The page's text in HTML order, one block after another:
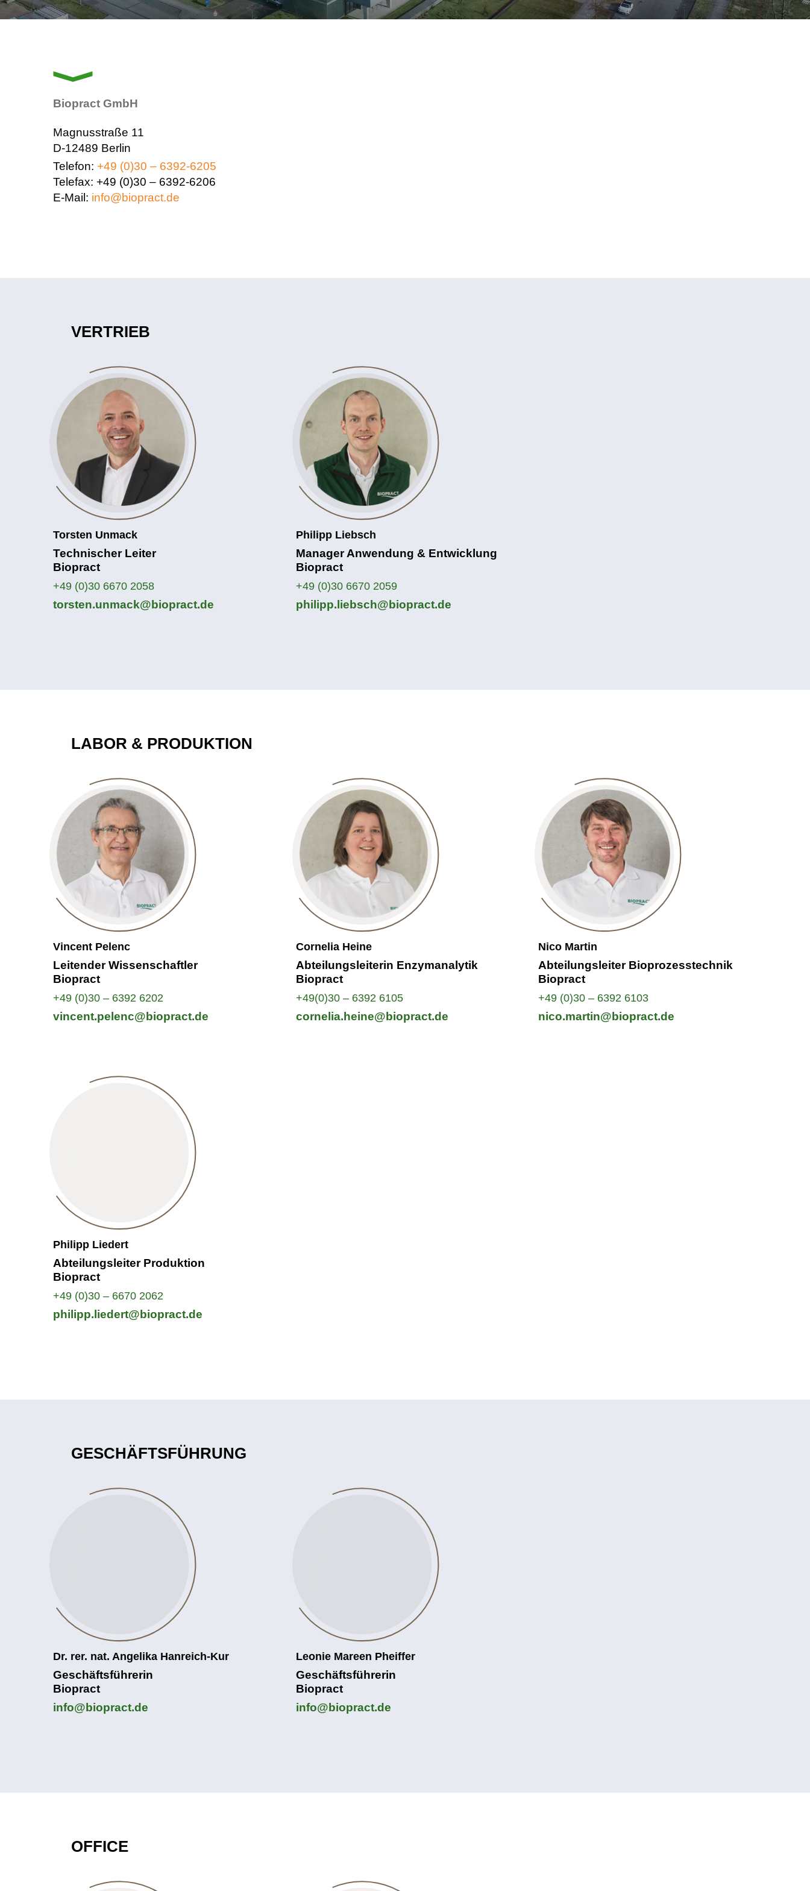
Biopract GmbH
Magnusstraße 11
D-12489 Berlin
Telefon: +49 (0)30 – 6392-6205
Telefax: +49 (0)30 – 6392-6206
E-Mail: info@biopract.de
VERTRIEB
Torsten Unmack
Technischer Leiter
Biopract
+49 (0)30 6670 2058
torsten.unmack@biopract.de
Philipp Liebsch
Manager Anwendung & Entwicklung
Biopract
+49 (0)30 6670 2059
philipp.liebsch@biopract.de
LABOR & PRODUKTION
Vincent Pelenc
Leitender Wissenschaftler
Biopract
+49 (0)30 – 6392 6202
vincent.pelenc@biopract.de
Cornelia Heine
Abteilungsleiterin Enzymanalytik
Biopract
+49(0)30 – 6392 6105
cornelia.heine@biopract.de
Nico Martin
Abteilungsleiter Bioprozesstechnik
Biopract
+49 (0)30 – 6392 6103
nico.martin@biopract.de
Philipp Liedert
Abteilungsleiter Produktion
Biopract
+49 (0)30 – 6670 2062
philipp.liedert@biopract.de
GESCHÄFTSFÜHRUNG
Dr. rer. nat. Angelika Hanreich-Kur
Geschäftsführerin
Biopract
info@biopract.de
Leonie Mareen Pheiffer
Geschäftsführerin
Biopract
info@biopract.de
OFFICE